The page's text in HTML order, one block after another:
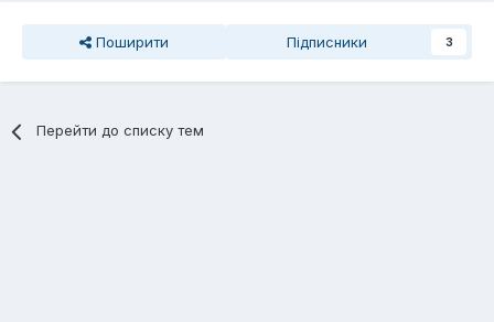
Поширити Підписники 3
Перейти до списку тем